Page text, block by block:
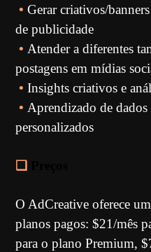
•Gerar criativos/
de publicidade
• Atender a diferentes
postagens em mídias
•Insights criativos e
• Aprendizado de
personalizados
❏
O AdCreative oferece
planos pagos: $21/mês
para o plano Premium,